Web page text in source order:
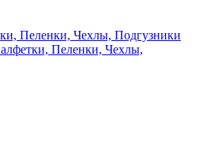
Пеленки, Чехлы, Подгузники
Пеленки, Чехлы,